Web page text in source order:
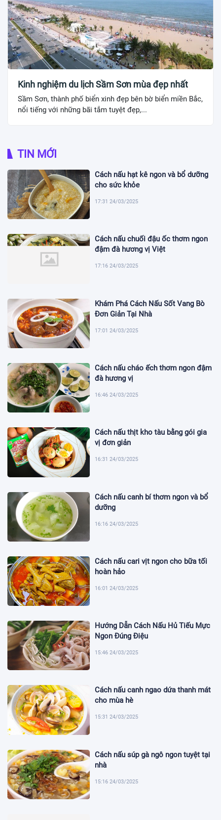
Kinh nghiệm du lịch Sầm Sơn mùa đẹp nhất
Sầm Sơn, thành phố biển xinh đẹp bên bờ biển miền Bắc,
nổi tiếng với những bãi tắm tuyệt đẹp,...
TIN MỚI
Cách nấu hạt kê ngon và bổ dưỡng
cho sức khỏe
17:31 24/03/2025
Cách nấu chuối đậu ốc thơm ngon
đậm đà hương vị Việt
17:16 24/03/2025
Khám Phá Cách Nấu Sốt Vang Bò
Đơn Giản Tại Nhà
17:01 24/03/2025
Cách nấu cháo ếch thơm ngon đậm
đà hương vị
16:46 24/03/2025
Cách nấu thịt kho tàu bằng gói gia
vị đơn giản
16:31 24/03/2025
Cách nấu canh bí thơm ngon và bổ
dưỡng
16:16 24/03/2025
Cách nấu cari vịt ngon cho bữa tối
hoàn hảo
16:01 24/03/2025
Hướng Dẫn Cách Nấu Hủ Tiếu Mực
Ngon Đúng Điệu
15:46 24/03/2025
Cách nấu canh ngao dứa thanh mát
cho mùa hè
15:31 24/03/2025
Cách nấu súp gà ngô ngon tuyệt tại
nhà
15:16 24/03/2025